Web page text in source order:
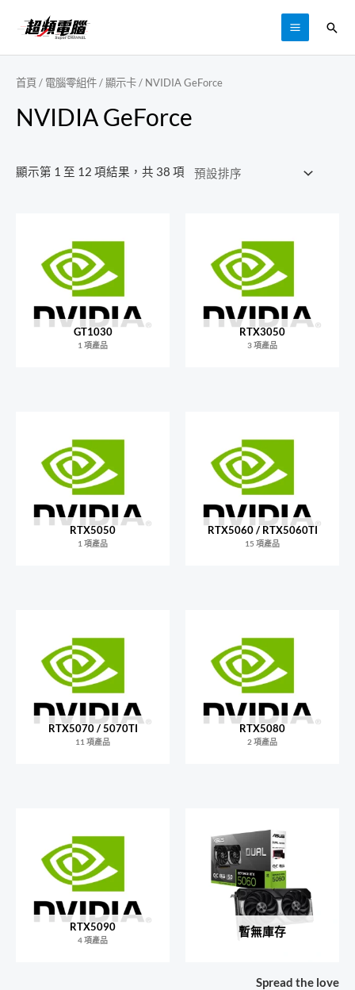
主
MAIN
搜
尋
首頁/ 電腦零組件/顯示卡/ NVIDIA GeForce
NVIDIA GeForce
顯示第 1 至 12 項結果，共 38 項
GT1030
1 項產品
RTX3050
3 項產品
RTX5050
1 項產品
RTX5060 / RTX5060TI
15 項產品
RTX5070 / 5070TI
11 項產品
RTX5080
2 項產品
RTX5090
4 項產品
暫無庫存
Spread the love